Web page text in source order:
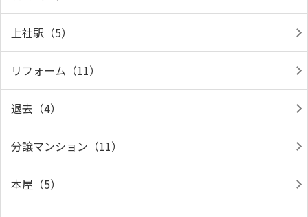
上社駅（5）
リフォーム（11）
退去（4）
分譲マンション（11）
本屋（5）